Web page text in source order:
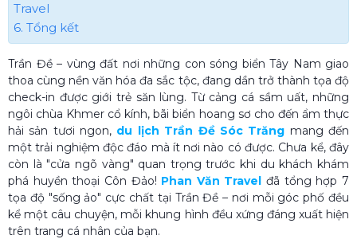
Travel
6. Tổng kết
Trần Đề – vùng đất nơi những con sóng biển Tây Nam giao
thoa cùng nền văn hóa đa sắc tộc, đang dần trở thành tọa độ
check-in được giới trẻ săn lùng. Từ cảng cá sầm uất, những
ngôi chùa Khmer cổ kính, bãi biển hoang sơ cho đến ẩm thực
hải sản tươi ngon, du lịch Trần Đề Sóc Trăng mang đến
một trải nghiệm độc đáo mà ít nơi nào có được. Chưa kể, đây
còn là "cửa ngõ vàng" quan trọng trước khi du khách khám
phá huyền thoại Côn Đảo! Phan Văn Travel đã tổng hợp 7
tọa độ "sống ảo" cực chất tại Trần Đề – nơi mỗi góc phố đều
kể một câu chuyện, mỗi khung hình đều xứng đáng xuất hiện
trên trang cá nhân của bạn.